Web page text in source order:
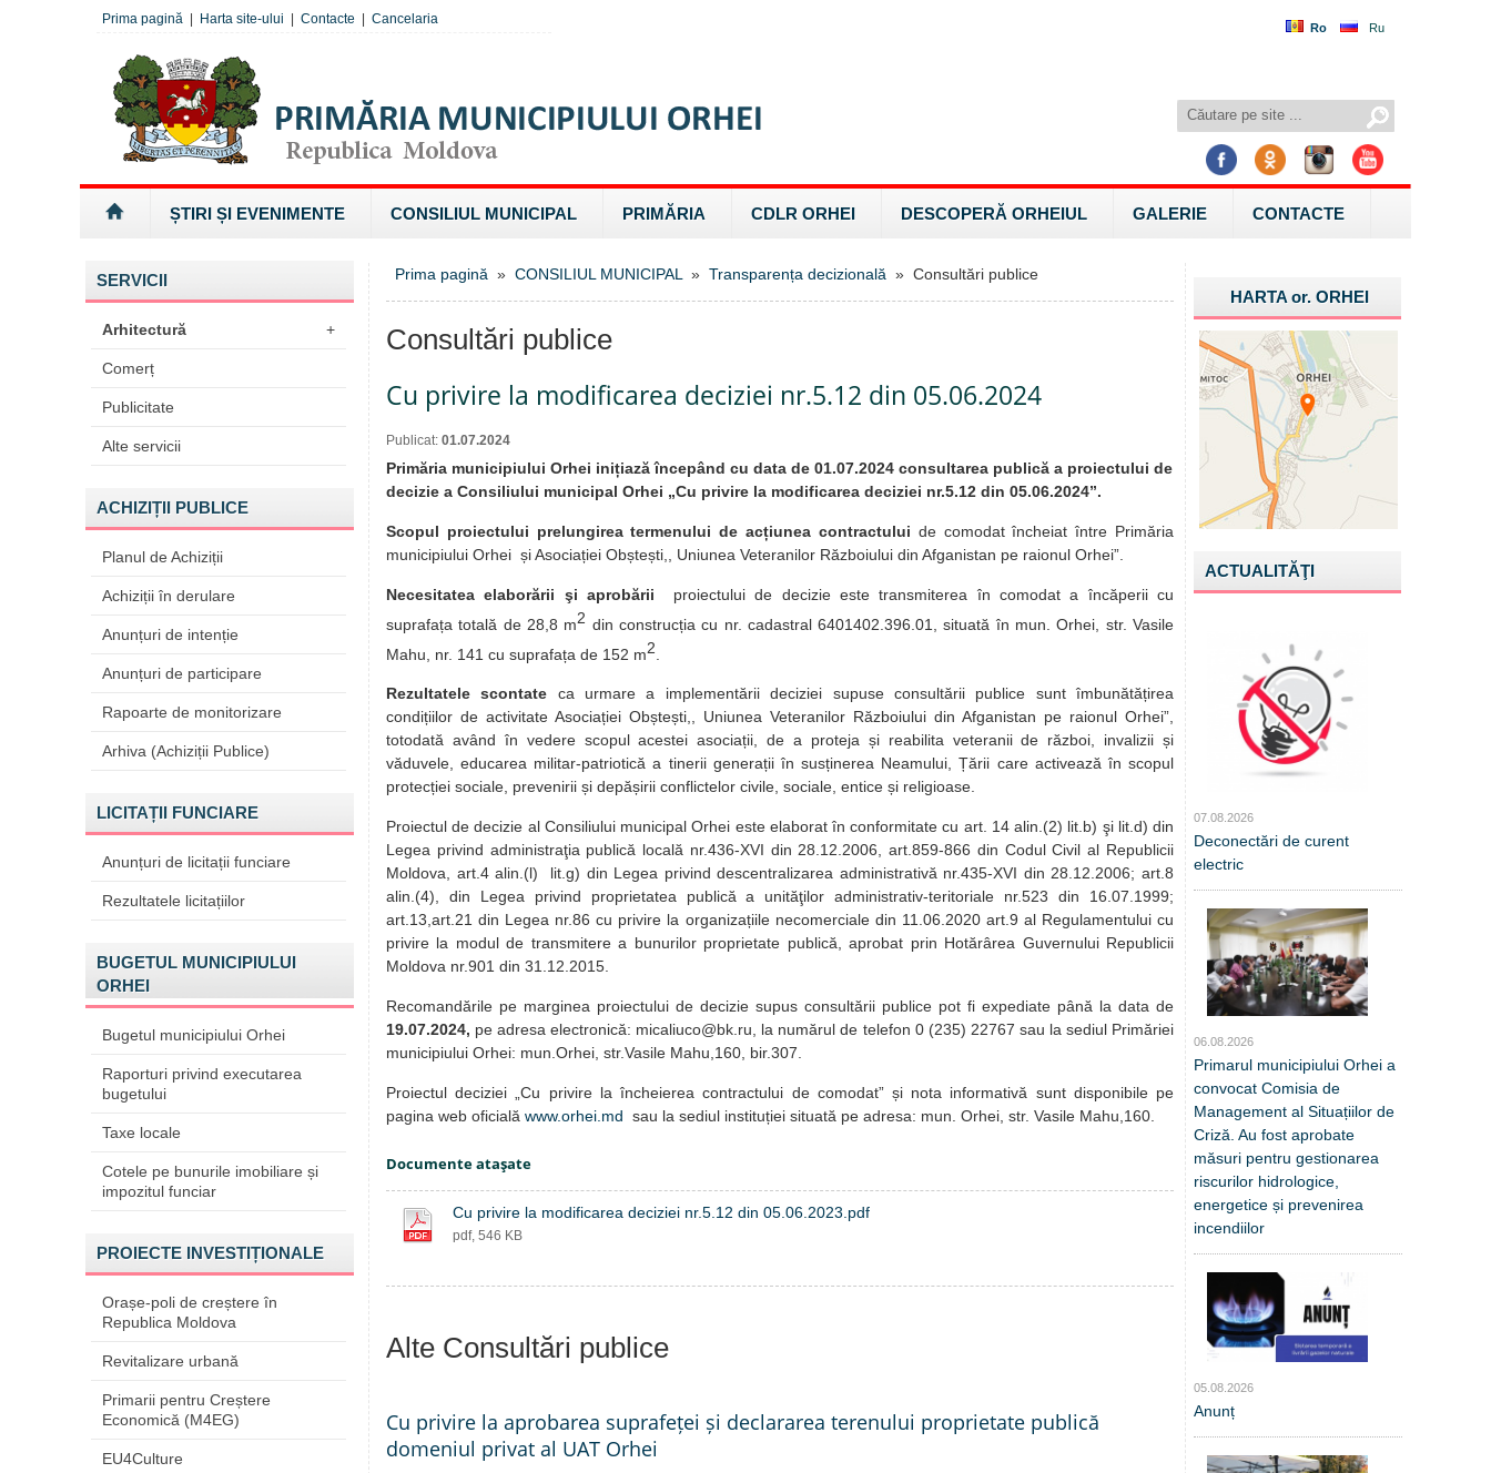
Ro Ru
Prima pagină Harta site-ului Contacte Cancelaria
ȘTIRI ȘI EVENIMENTE CONSILIUL MUNICIPAL PRIMĂRIA CDLR ORHEI DESCOPERĂ ORHEIUL GALERIE CONTACTE
SERVICII
Arhitectură +
Comerț
Publicitate
Alte servicii
ACHIZIȚII PUBLICE
Planul de Achiziții
Achiziții în derulare
Anunțuri de intenție
Anunțuri de participare
Rapoarte de monitorizare
Arhiva (Achiziții Publice)
LICITAȚII FUNCIARE
Anunțuri de licitații funciare
Rezultatele licitațiilor
BUGETUL MUNICIPIULUI
ORHEI
Bugetul municipiului Orhei
Raporturi privind executarea
bugetului
Taxe locale
Cotele pe bunurile imobiliare și
impozitul funciar
PROIECTE INVESTIȚIONALE
Orașe-poli de creștere în
Republica Moldova
Revitalizare urbană
Primarii pentru Creștere
Economică (M4EG)
EU4Culture
Prima pagină » CONSILIUL MUNICIPAL » Transparența decizională » Consultări publice
Consultări publice
Cu privire la modificarea deciziei nr.5.12 din 05.06.2024
Publicat: 01.07.2024
Primăria municipiului Orhei inițiază începând cu data de 01.07.2024 consultarea publică a proiectului de
decizie a Consiliului municipal Orhei „Cu privire la modificarea deciziei nr.5.12 din 05.06.2024”.
Scopul proiectului prelungirea termenului de acțiunea contractului de comodat încheiat între Primăria
municipiului Orhei și Asociației Obștești,, Uniunea Veteranilor Războiului din Afganistan pe raionul Orhei”.
Necesitatea elaborării şi aprobării proiectului de decizie este transmiterea în comodat a încăperii cu
suprafața totală de 28,8 m2 din construcția cu nr. cadastral 6401402.396.01, situată în mun. Orhei, str. Vasile
Mahu, nr. 141 cu suprafața de 152 m2
Rezultatele scontate ca urmare a implementării deciziei supuse consultării publice sunt îmbunătățirea
condițiilor de activitate Asociației Obștești,, Uniunea Veteranilor Războiului din Afganistan pe raionul Orhei”,
totodată având în vedere scopul acestei asociații, de a proteja și reabilita veteranii de război, invalizii și
văduvele, educarea militar-patriotică a tinerii generații în susținerea Neamului, Țării care activează în scopul
protecției sociale, prevenirii și depășirii conflictelor civile, sociale, entice și religioase.
Proiectul de decizie al Consiliului municipal Orhei este elaborat în conformitate cu art. 14 alin.(2) lit.b) şi lit.d) din
Legea privind administraţia publică locală nr.436-XVI din 28.12.2006, art.859-866 din Codul Civil al Republicii
Moldova, art.4 alin.(l) lit.g) din Legea privind descentralizarea administrativă nr.435-XVI din 28.12.2006; art.8
alin.(4), din Legea privind proprietatea publică a unităţilor administrativ-teritoriale nr.523 din 16.07.1999;
art.13,art.21 din Legea nr.86 cu privire la organizațiile necomerciale din 11.06.2020 art.9 al Regulamentului cu
privire la modul de transmitere a bunurilor proprietate publică, aprobat prin Hotărârea Guvernului Republicii
Moldova nr.901 din 31.12.2015.
Recomandările pe marginea proiectului de decizie supus consultării publice pot fi expediate până la data de
19.07.2024, pe adresa electronică: micaliuco@bk.ru, la numărul de telefon 0 (235) 22767 sau la sediul Primăriei
municipiului Orhei: mun.Orhei, str.Vasile Mahu,160, bir.307.
Proiectul deciziei „Cu privire la încheierea contractului de comodat” și nota informativă sunt disponibile pe
pagina web oficială www.orhei.md sau la sediul instituției situată pe adresa: mun. Orhei, str. Vasile Mahu,160.
Documente ataşate
Cu privire la modificarea deciziei nr.5.12 din 05.06.2023.pdf
pdf, 546 KB
Alte Consultări publice
Cu privire la aprobarea suprafeței și declararea terenului proprietate publică
domeniul privat al UAT Orhei
HARTA or.ORHEI
ACTUALITĂŢI
07.08.2026
Deconectări de curent
electric
06.08.2026
Primarul municipiului Orhei a
convocat Comisia de
Management al Situațiilor de
Criză. Au fost aprobate
măsuri pentru gestionarea
riscurilor hidrologice,
energetice și prevenirea
incendiilor
05.08.2026
Anunț